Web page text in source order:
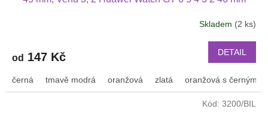
Skladem (2 ks)
od 147 Kč DETAIL
černá tmavě modrá oranžová zlatá oranžová s černým
Kód: 3200/BIL